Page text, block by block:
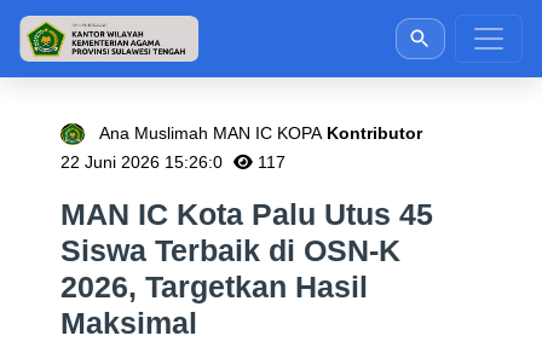
Ana Muslimah MAN IC KOPA Kontributor
22 Juni 2026 15:26:0
117
MAN IC Kota Palu Utus 45
Siswa Terbaik di OSN-K
2026, Targetkan Hasil
Maksimal